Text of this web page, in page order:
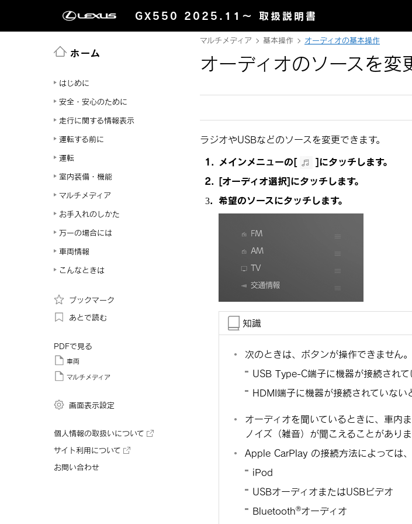
GX550 2025.11～ 取扱説明書
ホーム
はじめに
安全・安心のために
走行に関する情報表示
運転する前に
運転
室内装備・機能
マルチメディア
お手入れのしかた
万一の場合には
車両情報
こんなときは
ブックマーク
あとで読む
PDFで見る
車両
マルチメディア
画面表示設定
個人情報の取扱いについて
サイト利用について
お問い合わせ
マルチメディア 基本操作 オーディオの基本操作
オーディオのソースを変
ラジオやUSBなどのソースを変更できます。
メインメニューの[‍ ‍]にタッチします。
[‍オーディオ選択‍]にタッチします。
希望のソースにタッチします。
知識
次のときは、ボタンが操作できません。
USB Type-C端子に機器が接続されて
HDMI端子に機器が接続されていない
オーディオを聞いているときに、車内
ノイズ（雑音）が聞こえることがありま
Apple CarPlay の接続方法によっては
iPod
USBオーディオまたはUSBビデオ
Bluetooth‍®オーディオ